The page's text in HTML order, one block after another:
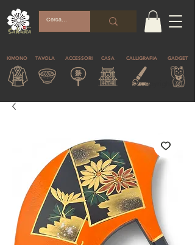
KIMONO TAVOLA ACCESSORI CASA CALLIGRAFIA GADGET
© Copyright